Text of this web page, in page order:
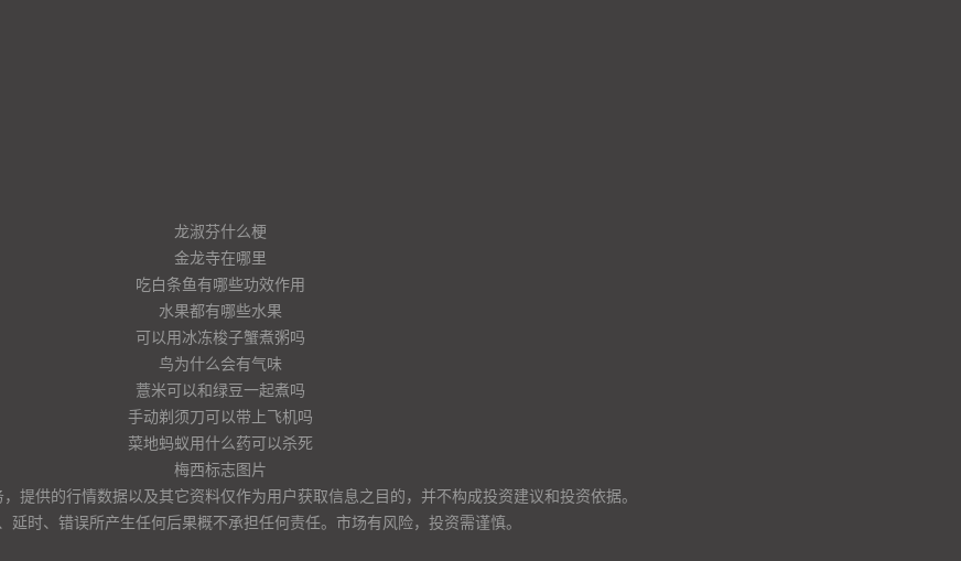
龙淑芬什么梗
金龙寺在哪里
吃白条鱼有哪些功效作用
水果都有哪些水果
可以用冰冻梭子蟹煮粥吗
鸟为什么会有气味
薏米可以和绿豆一起煮吗
手动剃须刀可以带上飞机吗
菜地蚂蚁用什么药可以杀死
梅西标志图片
提供的行情数据以及其它资料仅作为用户获取信息之目的，并不构成投资建议和投资依据。
延时、错误所产生任何后果概不承担任何责任。市场有风险，投资需谨慎。